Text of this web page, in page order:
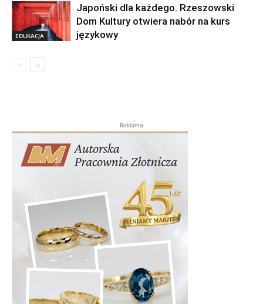
EDUKACJA
Japoński dla każdego. Rzeszowski
Dom Kultury otwiera nabór na kurs
językowy
Reklama